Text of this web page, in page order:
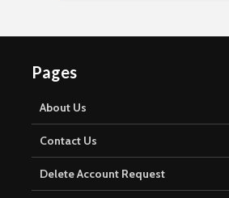
Pages
About Us
Contact Us
Delete Account Request